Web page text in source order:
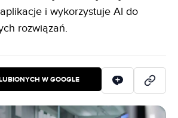
i wykorzystuje AI do
rozwiązań.
W GOOGLE